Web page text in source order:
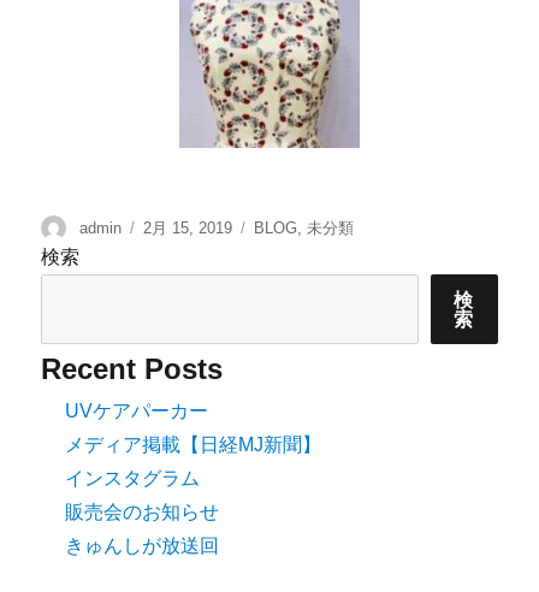
admin 2月 15, 2019 BLOG,未分類
検索
検
索
Recent Posts
UVケアパーカー
メディア掲載【日経MJ新聞】
インスタグラム
販売会のお知らせ
きゅんしが放送回